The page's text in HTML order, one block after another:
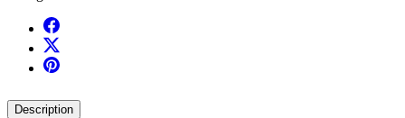
Description